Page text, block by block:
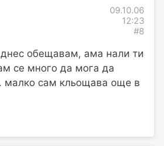
09.10.06
12:23
#8
обещавам, ама нали ти
се много да мога да
малко сам кльощава още в